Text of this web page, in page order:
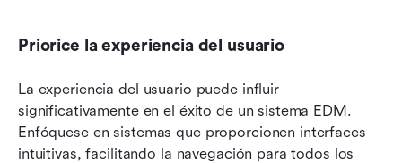
Priorice la experiencia del usuario
La experiencia del usuario puede influir
significativamente en el éxito de un sistema EDM.
Enfóquese en sistemas que proporcionen interfaces
intuitivas, facilitando la navegación para todos los